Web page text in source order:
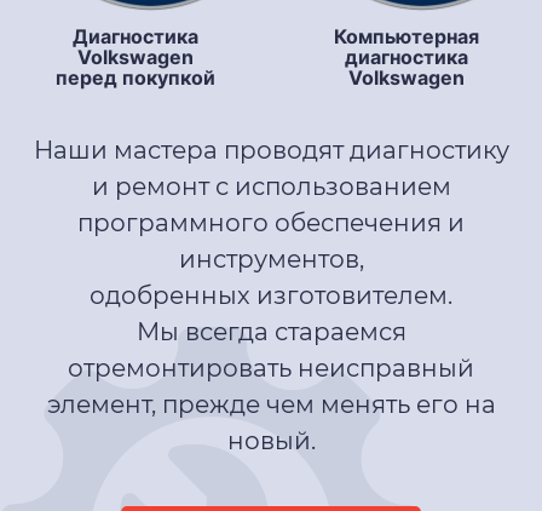
Диагностика
Volkswagen
перед покупкой
Компьютерная
диагностика
Volkswagen
Наши мастера проводят диагностику
и ремонт с использованием
программного обеспечения и
инструментов,
одобренных изготовителем.
Мы всегда стараемся
отремонтировать неисправный
элемент, прежде чем менять его на
новый.